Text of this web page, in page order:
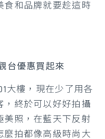
食和品牌就要趁這時
台優惠買起來
大樓，現在少了用各
，終於可以好好拍攝
美照，在藍天下反射
麼拍都像高級時尚大